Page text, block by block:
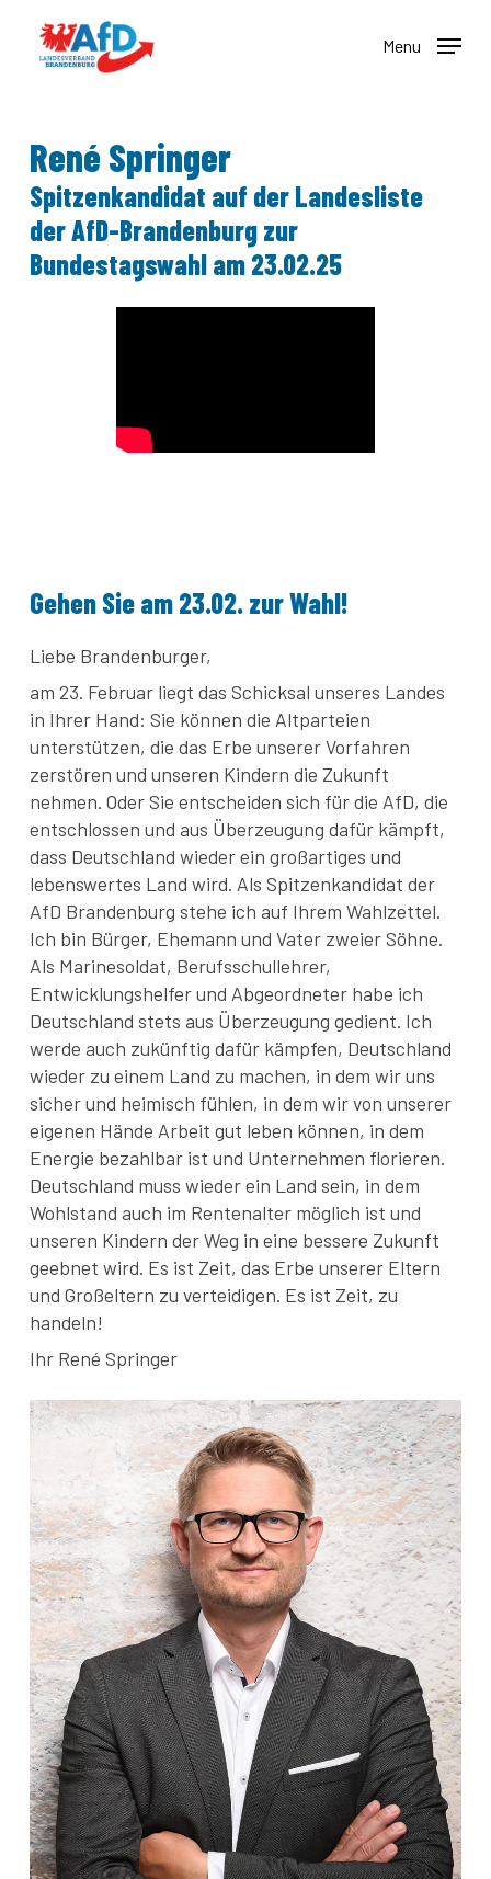
Menu
René Springer
Spitzenkandidat auf der Landesliste
der AfD-Brandenburg zur
Bundestagswahl am 23.02.25
Gehen Sie am 23.02. zur Wahl!
Liebe Brandenburger,
am 23. Februar liegt das Schicksal unseres Landes
in Ihrer Hand: Sie können die Altparteien
unterstützen, die das Erbe unserer Vorfahren
zerstören und unseren Kindern die Zukunft
nehmen. Oder Sie entscheiden sich für die AfD, die
entschlossen und aus Überzeugung dafür kämpft,
dass Deutschland wieder ein großartiges und
lebenswertes Land wird. Als Spitzenkandidat der
AfD Brandenburg stehe ich auf Ihrem Wahlzettel.
Ich bin Bürger, Ehemann und Vater zweier Söhne.
Als Marinesoldat, Berufsschullehrer,
Entwicklungshelfer und Abgeordneter habe ich
Deutschland stets aus Überzeugung gedient. Ich
werde auch zukünftig dafür kämpfen, Deutschland
wieder zu einem Land zu machen, in dem wir uns
sicher und heimisch fühlen, in dem wir von unserer
eigenen Hände Arbeit gut leben können, in dem
Energie bezahlbar ist und Unternehmen florieren.
Deutschland muss wieder ein Land sein, in dem
Wohlstand auch im Rentenalter möglich ist und
unseren Kindern der Weg in eine bessere Zukunft
geebnet wird. Es ist Zeit, das Erbe unserer Eltern
und Großeltern zu verteidigen. Es ist Zeit, zu
handeln!
Ihr René Springer